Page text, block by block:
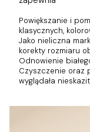
Powiększanie i
klasycznych,
Jako nieliczna
korekty rozmiaru
Odnowienie
Czyszczenie oraz
wyglądała